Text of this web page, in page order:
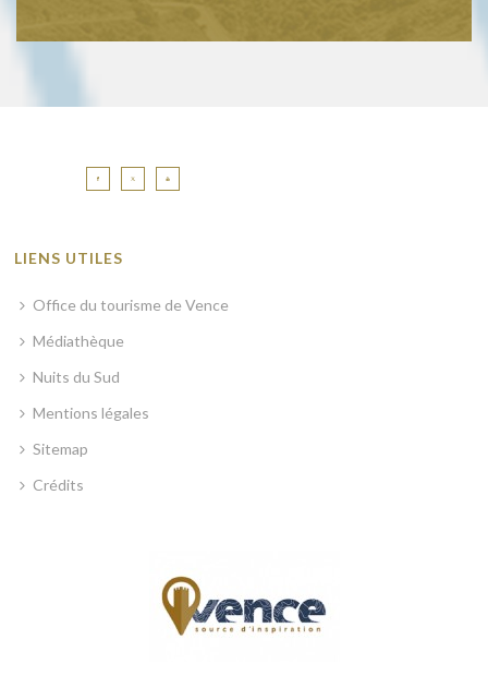
LIENS UTILES
Office du tourisme de Vence
Médiathèque
Nuits du Sud
Mentions légales
Sitemap
Crédits